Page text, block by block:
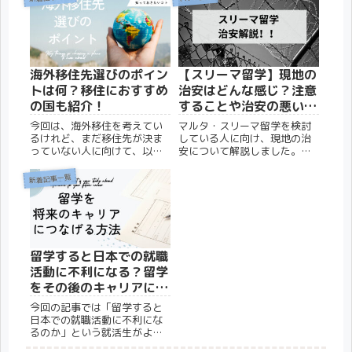
海外移住先選びのポイン
トは何？移住におすすめ
の国も紹介！
今回は、海外移住を考えてい
るけれど、まだ移住先が決ま
っていない人に向けて、以下
住先を選ぶ8つのポイント海外
移住におすすめの国と理由こ
の記事を読めば、海外移住先
の検討がしやすくなるでしょ
う。そもそも海外移住のメリ
ット...
【スリーマ留学】現地の
治安はどんな感じ？注意
することや治安の悪いエ
リアも解説！
マルタ・スリーマ留学を検討
している人に向け、現地の治
安について解説しました。留
新着記事一覧
留学すると日本での就職
活動に不利になる？留学
をその後のキャリアにつ
なげる方法
今回の記事では「留学すると
日本での就職活動に不利にな
るのか」という就活生がよく